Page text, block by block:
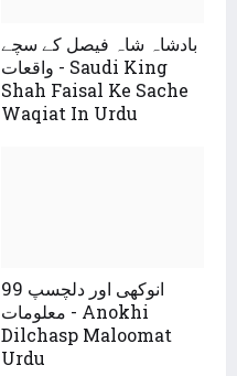
بادشاہ شاہ فیصل کے سچے
واقعات - Saudi King
Shah Faisal Ke Sache
Waqiat In Urdu
99 انوکھی اور دلچسپ
معلومات - Anokhi
Dilchasp Maloomat
Urdu